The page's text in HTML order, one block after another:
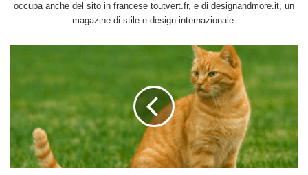
occupa anche del sito in francese toutvert.fr, e di designandmore.it, un
magazine di stile e design internazionale.
significa
ogni
posizione
(spiegato
dai